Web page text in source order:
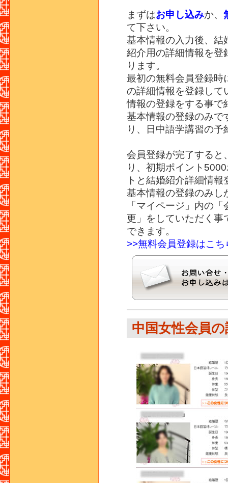
まずはお申し込みか、
て下さい。
基本情報の入力後、結
紹介用の詳細情報を登
ります。
最初の無料会員登録時
の詳細情報を登録して
情報の登録をする事で
基本情報の登録のみで
り、日中語学講習の
会員登録が完了すると
り、初期ポイント
トと結婚紹介詳細情
基本情報の登録のみし
「マイページ」内の
更」をしていただく事
できます。
>>無料会員登録はこ
中国女性会員